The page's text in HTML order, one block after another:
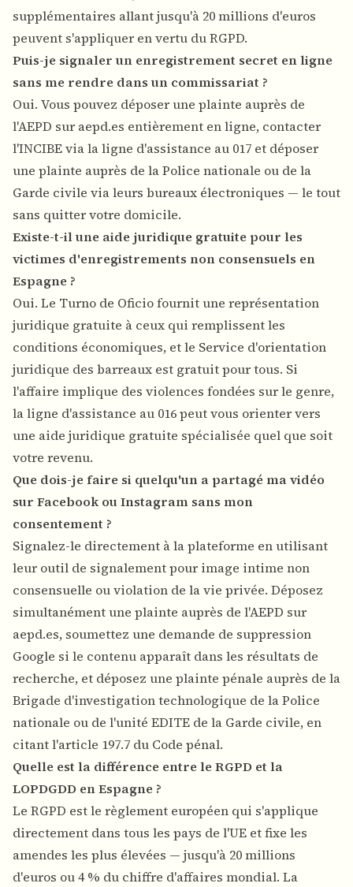
supplémentaires allant jusqu'à 20 millions d'euros
peuvent s'appliquer en vertu du RGPD.
Puis-je signaler un enregistrement secret en ligne
sans me rendre dans un commissariat ?
Oui. Vous pouvez déposer une plainte auprès de
l'AEPD sur aepd.es entièrement en ligne, contacter
l'INCIBE via la ligne d'assistance au 017 et déposer
une plainte auprès de la Police nationale ou de la
Garde civile via leurs bureaux électroniques — le tout
sans quitter votre domicile.
Existe-t-il une aide juridique gratuite pour les
victimes d'enregistrements non consensuels en
Espagne ?
Oui. Le Turno de Oficio fournit une représentation
juridique gratuite à ceux qui remplissent les
conditions économiques, et le Service d'orientation
juridique des barreaux est gratuit pour tous. Si
l'affaire implique des violences fondées sur le genre,
la ligne d'assistance au 016 peut vous orienter vers
une aide juridique gratuite spécialisée quel que soit
votre revenu.
Que dois-je faire si quelqu'un a partagé ma vidéo
sur Facebook ou Instagram sans mon
consentement ?
Signalez-le directement à la plateforme en utilisant
leur outil de signalement pour image intime non
consensuelle ou violation de la vie privée. Déposez
simultanément une plainte auprès de l'AEPD sur
aepd.es, soumettez une demande de suppression
Google si le contenu apparaît dans les résultats de
recherche, et déposez une plainte pénale auprès de la
Brigade d'investigation technologique de la Police
nationale ou de l'unité EDITE de la Garde civile, en
citant l'article 197.7 du Code pénal.
Quelle est la différence entre le RGPD et la
LOPDGDD en Espagne ?
Le RGPD est le règlement européen qui s'applique
directement dans tous les pays de l'UE et fixe les
amendes les plus élevées — jusqu'à 20 millions
d'euros ou 4 % du chiffre d'affaires mondial. La